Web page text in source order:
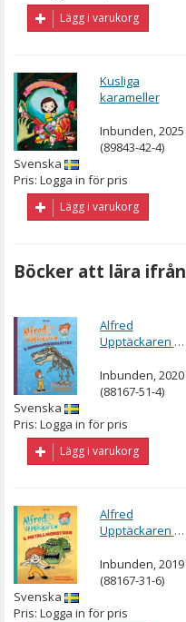
Lägg i varukorg
Kusliga
karameller
Inbunden, 2025
(89843-42-4)
Svenska
Pris: Logga in för pris
Lägg i varukorg
Böcker att lära ifrån
Alfred
Upptäckaren &
Inbunden, 2020
(88167-51-4)
Svenska
Pris: Logga in för pris
Lägg i varukorg
Alfred
Upptäckaren &
Inbunden, 2019
(88167-31-6)
Svenska
Pris: Logga in för pris